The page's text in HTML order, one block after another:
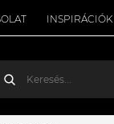
INSPIRÁCIÓK